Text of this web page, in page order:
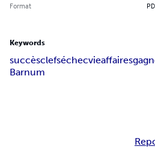
Format
Keywords
succèsclefséchecvieaffaires
Barnum